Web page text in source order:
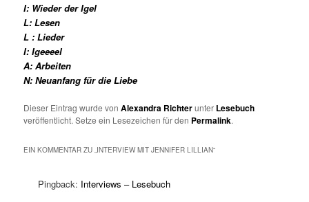
I: Wieder der Igel
L: Lesen
L : Lieder
I: Igeeeel
A: Arbeiten
N: Neuanfang für die Liebe
Dieser Eintrag wurde vonAlexandra Richterunter Lesebuch
veröffentlicht. Setze ein Lesezeichen für den Permalink.
EIN KOMMENTAR ZU „INTERVIEW MIT JENNIFER LILLIAN“
Pingback: Interviews – Lesebuch